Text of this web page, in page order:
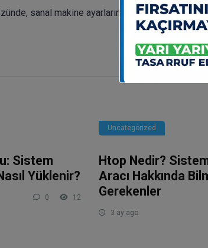
sanal makine ayarlarına gidin.
Sistem
Yüklenir?
0 12
Uncategorized
Htop Nedir?
Aracı Hakkında
Gerekenler
3 ay ago